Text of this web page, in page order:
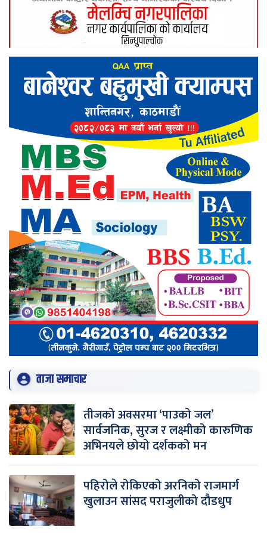
ताजा समाचार
तीजको अवसरमा ‘पाउको जल’
सार्वजनिक, सुरज र लक्ष्मीको कारुणिक
अभिनयले छोयो दर्शकको मन
पहिरोले रोकिएको अरनिको राजमार्ग
खुलाउन सांसद पराजुलीको दौडधुप